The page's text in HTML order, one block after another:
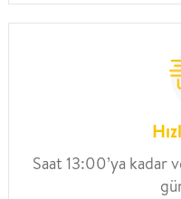
Saat 13:00’ya kadar